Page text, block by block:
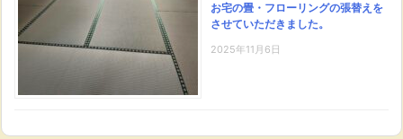
お宅の畳・フローリングの張替えを
させていただきました。
2025年11月6日